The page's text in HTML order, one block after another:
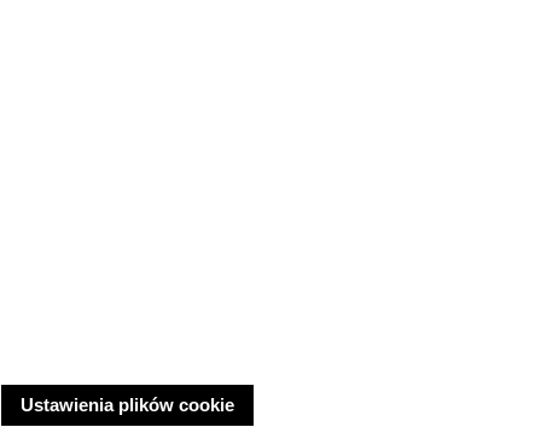
Ustawienia plików cookie